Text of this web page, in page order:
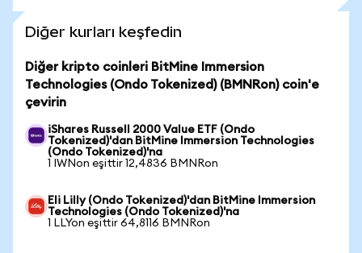
Diğer kurları keşfedin
Diğer kripto coinleri BitMine Immersion
Technologies (Ondo Tokenized) (BMNRon) coin'e
çevirin
iShares Russell 2000 Value ETF (Ondo
Tokenized)'dan BitMine Immersion Technologies
(Ondo Tokenized)'na
1 IWNon eşittir 12,4836 BMNRon
Eli Lilly (Ondo Tokenized)'dan BitMine Immersion
Technologies (Ondo Tokenized)'na
1 LLYon eşittir 64,8116 BMNRon